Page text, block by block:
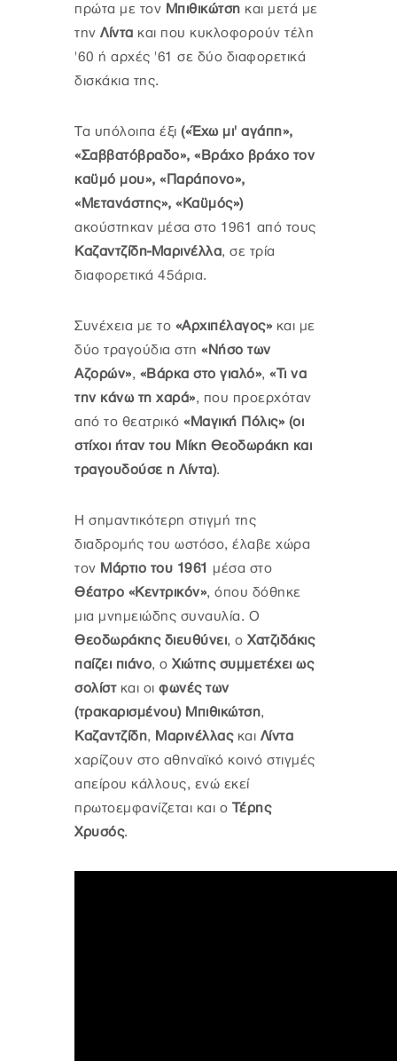
πρώτα με τον Μπιθικώτση και μετά με
την Λίντα και που κυκλοφορούν τέλη
'60 ή αρχές '61 σε δύο διαφορετικά
δισκάκια της.
Τα υπόλοιπα έξι («Έχω μι' αγάπη»,
«Σαββατόβραδο», «Βράχο βράχο τον
καϋμό μου», «Παράπονο»,
«Μετανάστης», «Καϋμός»)
ακούστηκαν μέσα στο 1961 από τους
Καζαντζίδη-Μαρινέλλα, σε τρία
διαφορετικά 45άρια.
Συνέχεια με το «Αρχιπέλαγος» και με
δύο τραγούδια στη «Νήσο των
Αζορών», «Βάρκα στο γιαλό», «Τι να
την κάνω τη χαρά», που προερχόταν
από το θεατρικό «Μαγική Πόλις» (οι
στίχοι ήταν του Μίκη Θεοδωράκη και
τραγουδούσε η Λίντα).
Η σημαντικότερη στιγμή της
διαδρομής του ωστόσο, έλαβε χώρα
τον Μάρτιο του 1961
μέσα στο
Θέατρο «Κεντρικόν», όπου δόθηκε
μια μνημειώδης συναυλία. Ο
Θεοδωράκης διευθύνει, ο Χατζιδάκις
παίζει πιάνο, ο Χιώτης συμμετέχει ως
σολίστ και οι φωνές των
(τρακαρισμένου) Μπιθικώτση,
Καζαντζίδη, Μαρινέλλαςκαι Λίντα
χαρίζουν στο αθηναϊκό κοινό στιγμές
απείρου κάλλους, ενώ εκεί
πρωτοεμφανίζεται και ο Τέρης
Χρυσός.